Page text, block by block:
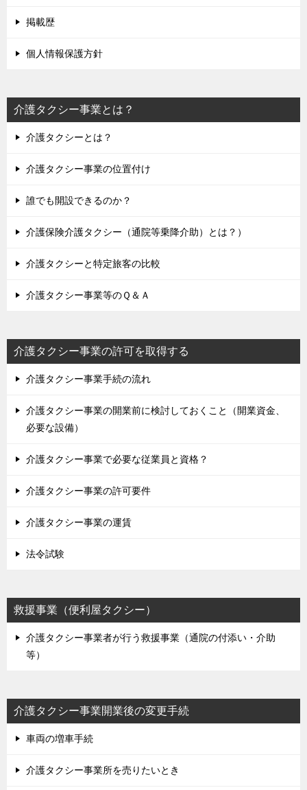
掲載歴
個人情報保護方針
介護タクシー事業とは？
介護タクシーとは？
介護タクシー事業の位置付け
誰でも開設できるのか？
介護保険介護タクシー（通院等乗降介助）とは？）
介護タクシーと特定旅客の比較
介護タクシー事業等のＱ＆Ａ
介護タクシー事業の許可を取得する
介護タクシー事業手続の流れ
介護タクシー事業の開業前に検討しておくこと（開業資金、
必要な設備）
介護タクシー事業で必要な従業員と資格？
介護タクシー事業の許可要件
介護タクシー事業の運賃
法令試験
救援事業（便利屋タクシー）
介護タクシー事業者が行う救援事業（通院の付添い・介助
等）
介護タクシー事業開業後の変更手続
車両の増車手続
介護タクシー事業所を売りたいとき